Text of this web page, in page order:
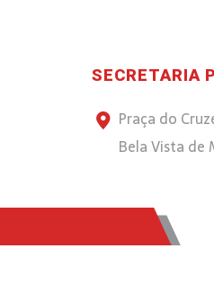
SECRETARIA
Praça do
Bela Vista de